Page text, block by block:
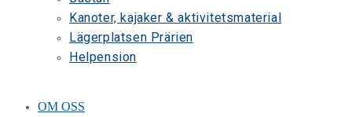
Kanoter, kajaker & aktivitetsmaterial
Lägerplatsen Prärien
Helpension
OM OSS